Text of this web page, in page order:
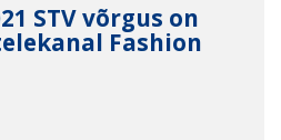
STV võrgus on
Fashion